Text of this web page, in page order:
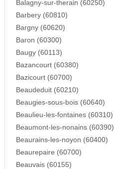
Balagny-sur-therain (60250)
Barbery (60810)
Bargny (60620)
Baron (60300)
Baugy (60113)
Bazancourt (60380)
Bazicourt (60700)
Beaudeduit (60210)
Beaugies-sous-bois (60640)
Beaulieu-les-fontaines (60310)
Beaumont-les-nonains (60390)
Beaurains-les-noyon (60400)
Beaurepaire (60700)
Beauvais (60155)